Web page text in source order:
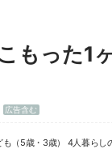
もった1
広告含む
（5歳・3歳） 4人暮らし